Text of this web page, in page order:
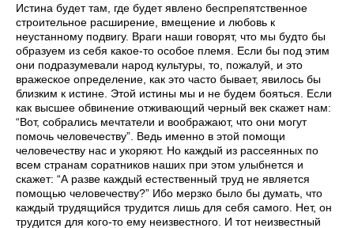
Истина будет там, где будет явлено беспрепятственное
строительное расширение, вмещение и любовь к
неустанному подвигу. Враги наши говорят, что мы будто бы
образуем из себя какое-то особое племя. Если бы под этим
они подразумевали народ культуры, то, пожалуй, и это
вражеское определение, как это часто бывает, явилось бы
близким к истине. Этой истины мы и не будем бояться. Если
как высшее обвинение отживающий черный век скажет нам:
“Вот, собрались мечтатели и воображают, что они могут
помочь человечеству”. Ведь именно в этой помощи
человечеству нас и укоряют. Но каждый из рассеянных по
всем странам соратников наших при этом улыбнется и
скажет: “А разве каждый естественный труд не является
помощью человечеству?” Ибо мерзко было бы думать, что
каждый трудящийся трудится лишь для себя самого. Нет, он
трудится для кого-то ему неизвестного. И тот неизвестный